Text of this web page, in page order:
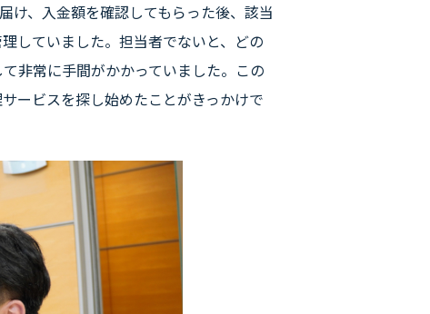
け、入金額を確認してもらった後、該当
していました。担当者でないと、どの
非常に手間がかかっていました。この
ービスを探し始めたことがきっかけで